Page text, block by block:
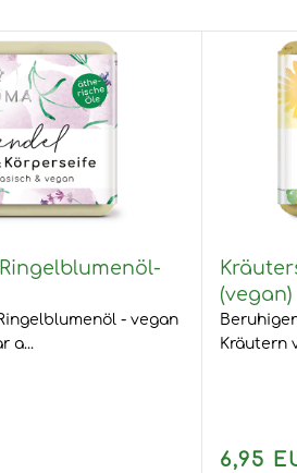
- vegan
a...
(vegan)
Kräutern
6,95